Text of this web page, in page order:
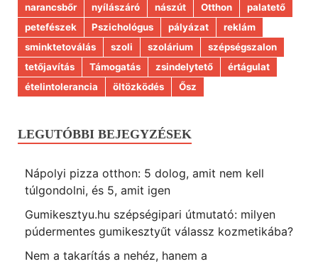
narancsbőr
nyílászáró nászút Otthon
palatető
petefészek
Pszichológus pályázat
reklám
sminktetoválás
szoli szolárium
szépségszalon
tetőjavítás
Támogatás zsindelytető
értágulat
ételintolerancia
öltözködés Ősz
LEGUTÓBBI BEJEGYZÉSEK
Nápolyi pizza otthon: 5 dolog, amit nem kell
túlgondolni, és 5, amit igen
Gumikesztyu.hu szépségipari útmutató: milyen
púdermentes gumikesztyűt válassz kozmetikába?
Nem a takarítás a nehéz, hanem a